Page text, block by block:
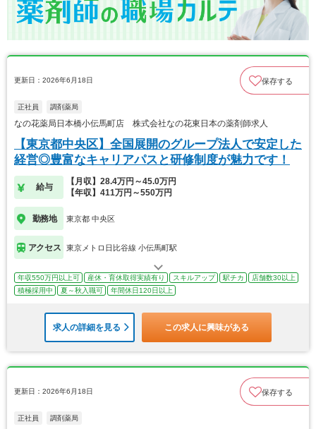
更新日：2026年6月18日 保存する
正社員 調剤薬局
なの花薬局日本橋小伝馬町店 株式会社なの花東日本の薬剤師求人
【東京都中央区】全国展開のグループ法人で安定した
経営◎豊富なキャリアパスと研修制度が魅力です！
給与
【月収】28.4万円～45.0万円
【年収】411万円～550万円
勤務地 東京都 中央区
アクセス 東京メトロ日比谷線 小伝馬町駅
年収550万円以上可 産休・育休取得実績有り スキルアップ 駅チカ
店舗数30以上
積極採用中
夏～秋入職可 年間休日120日以上
求人の詳細を見る この求人に興味がある
更新日：2026年6月18日 保存する
正社員 調剤薬局